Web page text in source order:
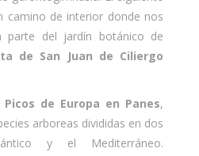
camino de interior donde nos
parte del jardín botánico de
de San Juan de Ciliergo
de Europa en Panes,
arboreas divididas en dos
y el Mediterráneo.